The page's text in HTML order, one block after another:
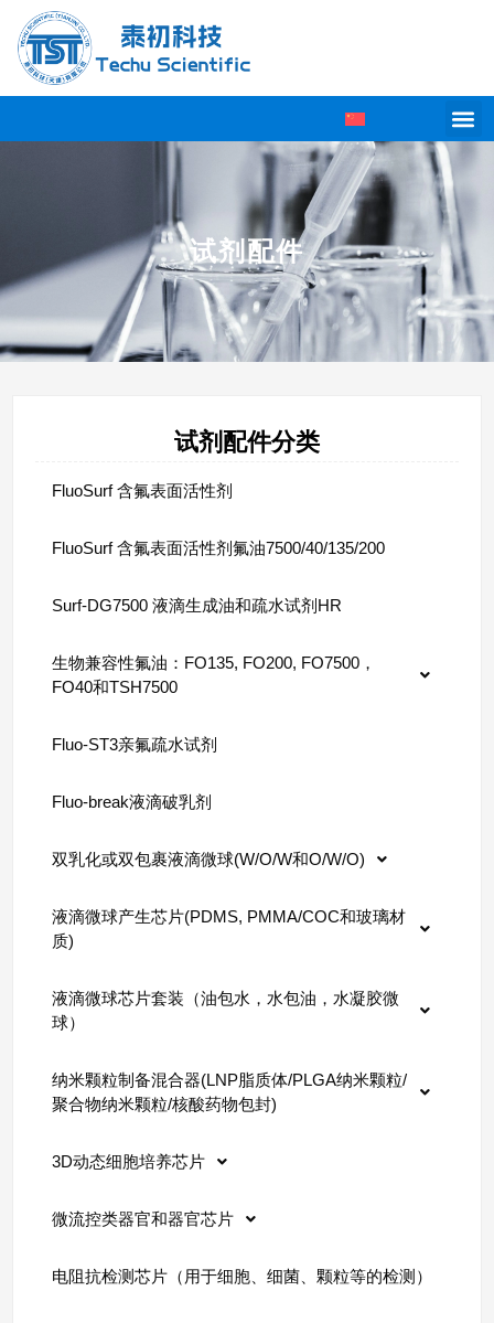
试剂配件
试剂配件分类
FluoSurf 含氟表面活性剂
FluoSurf 含氟表面活性剂氟油7500/40/135/200
Surf-DG7500 液滴生成油和疏水试剂HR
生物兼容性氟油：FO135, FO200, FO7500，
FO40和TSH7500
Fluo-ST3亲氟疏水试剂
Fluo-break液滴破乳剂
双乳化或双包裹液滴微球(W/O/W和O/W/O)
液滴微球产生芯片(PDMS, PMMA/COC和玻璃材
质)
液滴微球芯片套装（油包水，水包油，水凝胶微
球）
纳米颗粒制备混合器(LNP脂质体/PLGA纳米颗粒/
聚合物纳米颗粒/核酸药物包封)
3D动态细胞培养芯片
微流控类器官和器官芯片
电阻抗检测芯片（用于细胞、细菌、颗粒等的检测）